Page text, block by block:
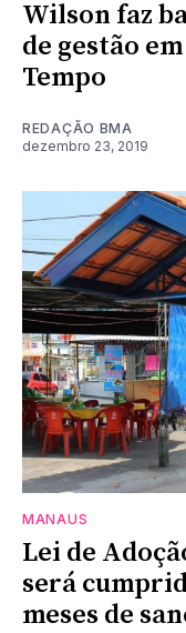
Wilson faz
de gestão
Tempo
REDAÇÃO BMA
dezembro 23, 2019
MANAUS
Lei de
será
meses de